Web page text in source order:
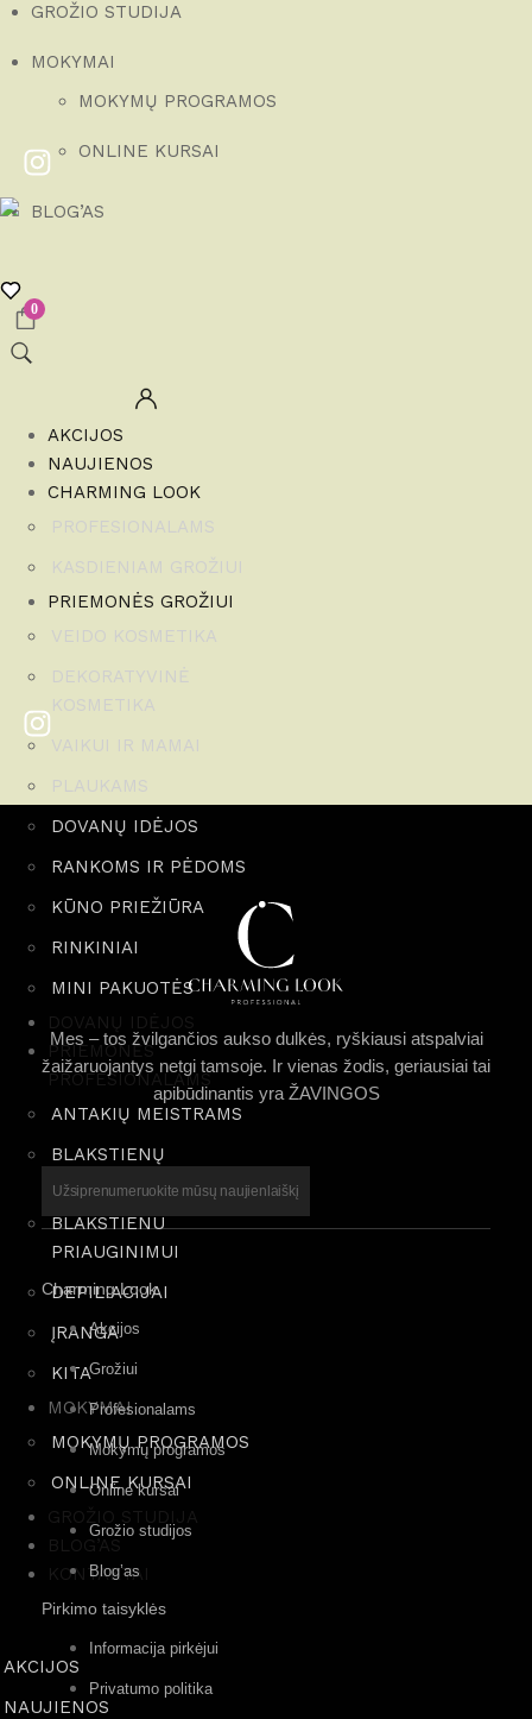
GROŽIO STUDIJA
MOKYMAI
MOKYMŲ PROGRAMOS
ONLINE KURSAI
BLOG’AS
0
AKCIJOS
NAUJIENOS
CHARMING LOOK
PRIEMONĖS GROŽIUI
DOVANŲ IDĖJOS
RANKOMS IR PĖDOMS
KŪNO PRIEŽIŪRA
RINKINIAI
MINI PAKUOTĖS
DOVANŲ IDĖJOS
PRIEMONĖS
PROFESIONALAMS
ANTAKIŲ MEISTRAMS
BLAKSTIENŲ
LAMINAVIMUI
BLAKSTIENU
PRIAUGINIMUI
DEPILIACIJAI
ĮRANGA
KITA
MOKYMAI
MOKYMŲ PROGRAMOS
ONLINE KURSAI
GROŽIO STUDIJA
BLOG’AS
KONTAKTAI
AKCIJOS
NAUJIENOS
Mes – tos žvilgančios aukso dulkės, ryškiausi atspalviai
žaižaruojantys netgi tamsoje. Ir vienas žodis, geriausiai tai
apibūdinantis yra ŽAVINGOS
Užsiprenumeruokite mūsų naujienlaiškį
Charming Look
Akcijos
Grožiui
Profesionalams
Mokymų programos
Online kursai
Grožio studijos
Blog’as
Pirkimo taisyklės
Informacija pirkėjui
Privatumo politika